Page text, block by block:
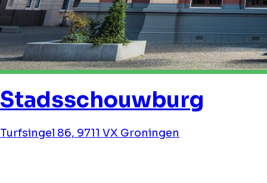
Stadsschouwburg
Turfsingel 86, 9711 VX Groningen